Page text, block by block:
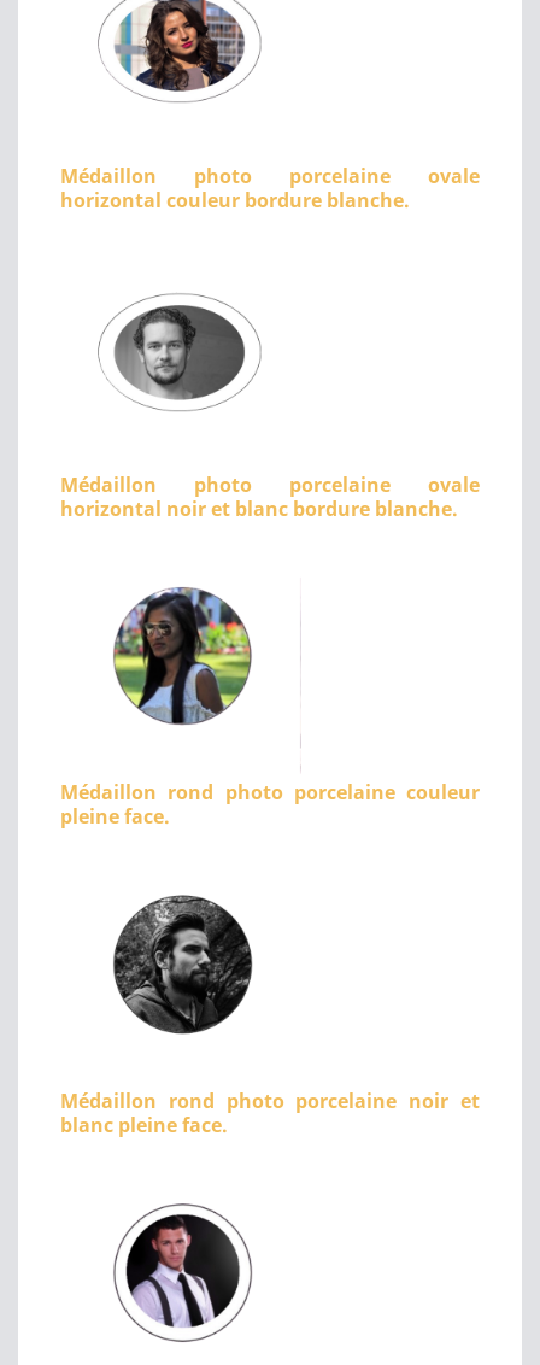
Médaillon photo porcelaine ovale
horizontal couleur bordure blanche.
Médaillon photo porcelaine ovale
horizontal noir et blanc bordure blanche.
Médaillon rond photo porcelaine couleur
pleine face.
Médaillon rond photo porcelaine noir et
blanc pleine face.